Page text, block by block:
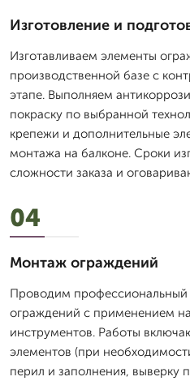
Изготовление и
Изготавливаем элементы
производственной базе с
этапе. Выполняем
покраску по выбранной
крепежи и дополнительные
монтажа на балконе. Сроки
сложности заказа и
04
Монтаж ограждений
Проводим
ограждений с применением
инструментов. Работы
элементов (при
перил и заполнения, выверку